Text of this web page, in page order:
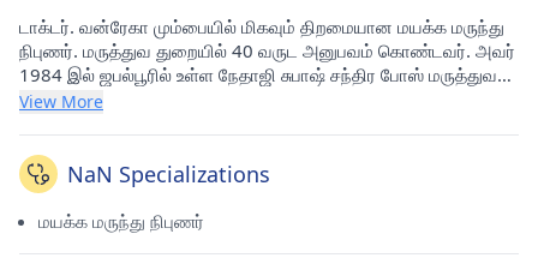
டாக்டர். வன்ரேகா மும்பையில் மிகவும் திறமையான மயக்க மருந்து
நிபுணர். மருத்துவ துறையில் 40 வருட அனுபவம் கொண்டவர். அவர்
1984 இல் ஜபல்பூரில் உள்ள நேதாஜி சுபாஷ் சந்திர போஸ் மருத்துவக்
கல்லூரியில் MBBS மற்றும் 1987 இல் ஜபல்பூரில் உள்ள நேதாஜி
Pareek's Deafness Clinic and Ent Centre இல் ஆலோசனைப்
பெற்று வருகிறார். அந்தேரி மேற்கில் (மும்பை) உள்ள டாக்டர் பரீக்கின்
காது கேளாதோர் மருத்துவமனை மற்றும் நுழைவு மையம். அவர்
View More
NaN Specializations
மயக்க மருந்து நிபுணர்